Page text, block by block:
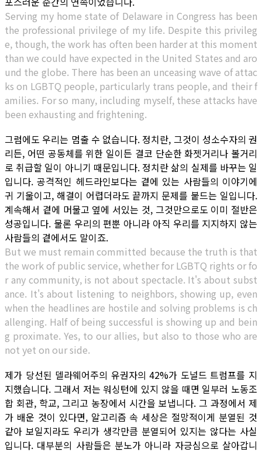
Serving my home state of Delaware in Congress has been
the professional privilege of my life. Despite this privileg
e, though, the work has often been harder at this moment
than we could have expected in the United States and aro
und the globe. There has been an unceasing wave of attac
ks on LGBTQ people, particularly trans people, and their f
amilies. For so many, including myself, these attacks have
been exhausting and frightening.
그럼에도 우리는 멈출 수 없습니다. 정치란, 그것이 성소수자의 권
리든, 어떤 공동체를 위한 일이든 결코 단순한 화젯거리나 볼거리
로 취급할 일이 아니기 때문입니다. 정치란 삶의 실제를 바꾸는 일
입니다. 공격적인 헤드라인보다는 곁에 있는 사람들의 이야기에
귀 기울이고, 해결이 어렵더라도 끝까지 문제를 붙드는 일입니다.
계속해서 곁에 머물고 옆에 서있는 것, 그것만으로도 이미 절반은
성공입니다. 물론 우리의 편뿐 아니라 아직 우리를 지지하지 않는
사람들의 곁에서도 말이죠.
But we must remain committed because the truth is that
the work of public service, whether for LGBTQ rights or fo
r any community, is not about spectacle. It's about subst
ance. It's about listening to neighbors, showing up, even
when the headlines are hostile and solving problems is ch
allenging. Half of being successful is showing up and bein
g proximate. Yes, to our allies, but also to those who are
not yet on our side.
제가 당선된 델라웨어주의 유권자의 42%가 도널드 트럼프를 지
지했습니다. 그래서 저는 워싱턴에 있지 않을 때면 일부러 노동조
합 회관, 학교, 그리고 농장에서 시간을 보냅니다. 그 과정에서 제
가 배운 것이 있다면, 알고리즘 속 세상은 절망적이게 분열된 것
같아 보일지라도 우리가 생각만큼 분열되어 있지는 않다는 사실
입니다. 대부분의 사람들은 분노가 아니라 자긍심으로 살아갑니